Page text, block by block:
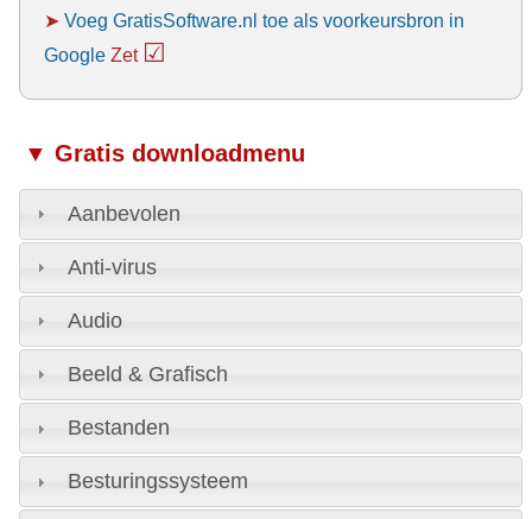
➤ Voeg GratisSoftware.nl toe als voorkeursbron in
Google Zet ☑
▼ Gratis downloadmenu
Aanbevolen
Anti-virus
Audio
Beeld & Grafisch
Bestanden
Besturingssysteem